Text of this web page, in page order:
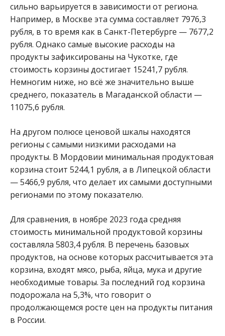
сильно варьируется в зависимости от региона.
Например, в Москве эта сумма составляет 7976,3
рубля, в то время как в Санкт-Петербурге — 7677,2
рубля. Однако самые высокие расходы на
продукты зафиксированы на Чукотке, где
стоимость корзины достигает 15241,7 рубля.
Немногим ниже, но всё же значительно выше
среднего, показатель в Магаданской области —
11075,6 рубля.
На другом полюсе ценовой шкалы находятся
регионы с самыми низкими расходами на
продукты. В Мордовии минимальная продуктовая
корзина стоит 5244,1 рубля, а в Липецкой области
— 5466,9 рубля, что делает их самыми доступными
регионами по этому показателю.
Для сравнения, в ноябре 2023 года средняя
стоимость минимальной продуктовой корзины
составляла 5803,4 рубля. В перечень базовых
продуктов, на основе которых рассчитывается эта
корзина, входят мясо, рыба, яйца, мука и другие
необходимые товары. За последний год корзина
подорожала на 5,3%, что говорит о
продолжающемся росте цен на продукты питания
в России.